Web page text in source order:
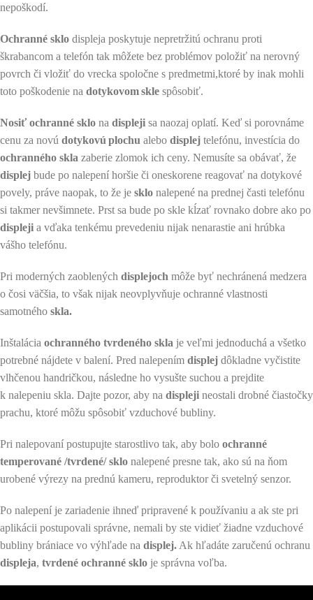
nepoškodí.
Ochranné sklo displeja poskytuje nepretržitú ochranu proti
škrabancom a telefón tak môžete bez problémov položiť na nerovný
povrch či vložiť do vrecka spoločne s predmetmi,ktoré by inak mohli
toto poškodenie na dotykovomskle spôsobiť.
Nosiť ochranné sklo na displeji sa naozaj oplatí. Keď si porovnáme
cenu za novú dotykovú plochu alebo displej telefónu, investícia do
ochranného skla zaberie zlomok ich ceny. Nemusíte sa obávať, že
displej bude po nalepení horšie či oneskorene reagovať na dotykové
povely, práve naopak, to že je sklo nalepené na prednej časti telefónu
si takmer nevšimnete. Prst sa bude po skle kĺzať rovnako dobre ako po
displeji a vďaka tenkému prevedeniu nijak nenarastie ani hrúbka
vášho telefónu.
Pri moderných zaoblených displejoch môže byť nechránená medzera
o čosi väčšia, to však nijak neovplyvňuje ochranné vlastnosti
samotného skla.
Inštalácia ochranného tvrdeného skla je veľmi jednoduchá a všetko
potrebné nájdete v balení. Pred nalepením displej dôkladne vyčistite
vlhčenou handričkou, následne ho vysušte suchou a prejdite
k nalepeniu skla. Dajte pozor, aby na displeji neostali drobné čiastočky
prachu, ktoré môžu spôsobiť vzduchové bubliny.
Pri nalepovaní postupujte starostlivo tak, aby bolo ochranné
temperované /tvrdené/ sklo nalepené presne tak, ako sú na ňom
urobené výrezy na prednú kameru, reproduktor či svetelný senzor.
Po nalepení je zariadenie ihneď pripravené k používaniu a ak ste pri
aplikácii postupovali správne, nemali by ste vidieť žiadne vzduchové
bubliny brániace vo výhľade na displej. Ak hľadáte zaručenú ochranu
displeja, tvrdené ochranné sklo je správna voľba.